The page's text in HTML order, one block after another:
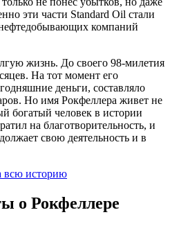
эти части Standard Oil стали
компаний
жизнь. До своего 98-милетия
На тот момент его
деньги, составляло
Но имя Рокфеллера живет не
богатый человек в истории
на благотворительность, и
свою деятельность и в
о Рокфеллере